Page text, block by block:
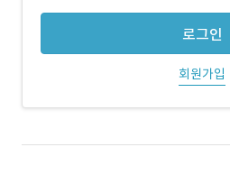
로그인
회원가입